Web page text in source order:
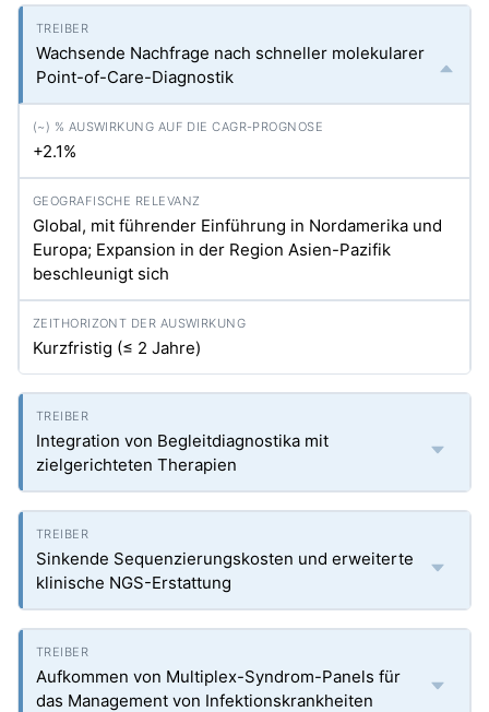
Wachsende Nachfrage nach schneller molekularer
Point-of-Care-Diagnostik
+2.1%
Global, mit führender Einführung in Nordamerika und
Europa; Expansion in der Region Asien-Pazifik
beschleunigt sich
Kurzfristig (≤ 2 Jahre)
Integration von Begleitdiagnostika mit
zielgerichteten Therapien
Sinkende Sequenzierungskosten und erweiterte
klinische NGS-Erstattung
Aufkommen von Multiplex-Syndrom-Panels für
das Management von Infektionskrankheiten